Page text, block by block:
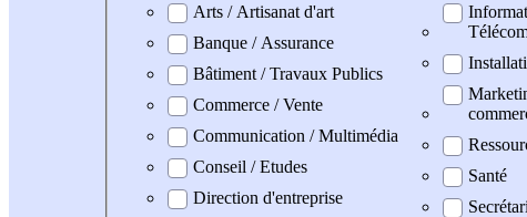
Arts / Artisanat d'art
Banque / Assurance
Bâtiment / Travaux Publics
Commerce / Vente
Communication / Multimédia
Conseil / Etudes
Direction d'entreprise
Santé